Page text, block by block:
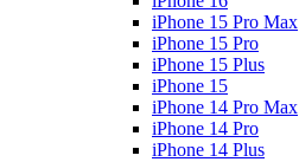
iPhone 15 Pro Max
iPhone 15 Pro
iPhone 15 Plus
iPhone 15
iPhone 14 Pro Max
iPhone 14 Pro
iPhone 14 Plus